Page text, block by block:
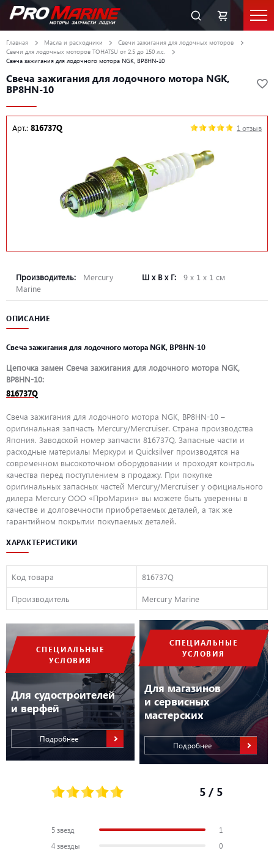
СПЕЦИАЛЬНЫЕ
УСЛОВИЯ
Для судостроителей
и верфей
Подробнее
СПЕЦИАЛЬНЫЕ
УСЛОВИЯ
Для магазинов
и сервисных
мастерских
Подробнее
Главная Масла и расходники
Свечи зажигания для лодочных моторов
Свечи для лодочных моторов TOHATSU от 2.5 до 150 л.с.
Свеча зажигания для лодочного мотора NGK, BP8HN-10
Свеча зажигания для лодочного мотора NGK,
BP8HN-10
Арт.: 816737Q 1 отзыв
Производитель:
Mercury
Marine
Ш х В х Г: 9 х 1 х 1 см
ОПИСАНИЕ
Свеча зажигания для лодочного мотора NGK, BP8HN-10
Цепочка замен Свеча зажигания для лодочного мотора NGK,
BP8HN-10:
816737Q
Свеча зажигания для лодочного мотора NGK, BP8HN-10 –
оригинальная запчасть Mercury/Mercruiser. Страна производства
Япония. Заводской номер запчасти 816737Q. Запасные части и
расходные материалы Меркури и Quicksilver производятся на
современном высокоточном оборудовании и проходят контроль
качества перед поступлением в продажу. При покупке
оригинальных запасных частей Mercury/Mercruiser у официального
дилера Mercury ООО «ПроМарин» вы можете быть уверенны в
качестве и долговечности приобретаемых деталей, а так же
гарантийном покрытии покупаемых деталей.
ХАРАКТЕРИСТИКИ
Код товара 816737Q
Производитель Mercury Marine
5 / 5
5 звезд
1
4 звезды
0